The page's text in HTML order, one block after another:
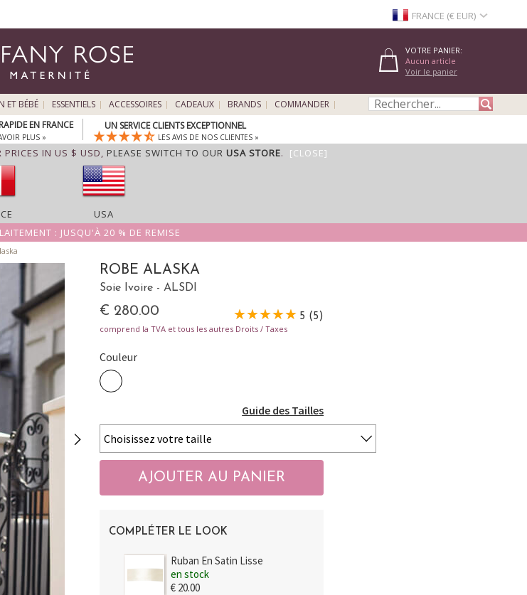
FRANCE (€ EUR)
VOTRE PANIER:
Aucun article
Voir le panier
ET BÉBÉ ESSENTIELS ACCESSOIRES CADEAUX BRANDS
COMMANDER
EN FRANCE
PLUS »
UN SERVICE CLIENTS EXCEPTIONNEL
LES AVIS DE NOS CLIENTES »
PRICES IN US $ USD, PLEASE SWITCH TO OUR USA STORE. [CLOSE]
USA
: JUSQU'À 20 % DE REMISE
ROBE ALASKA
Soie Ivoire - ALSDI
€ 280.00
5 (5)
comprend la TVA et tous les autres Droits / Taxes
Couleur
Guide des Tailles
COMPLÉTER LE LOOK
Ruban En Satin Lisse
en stock
€ 20.00